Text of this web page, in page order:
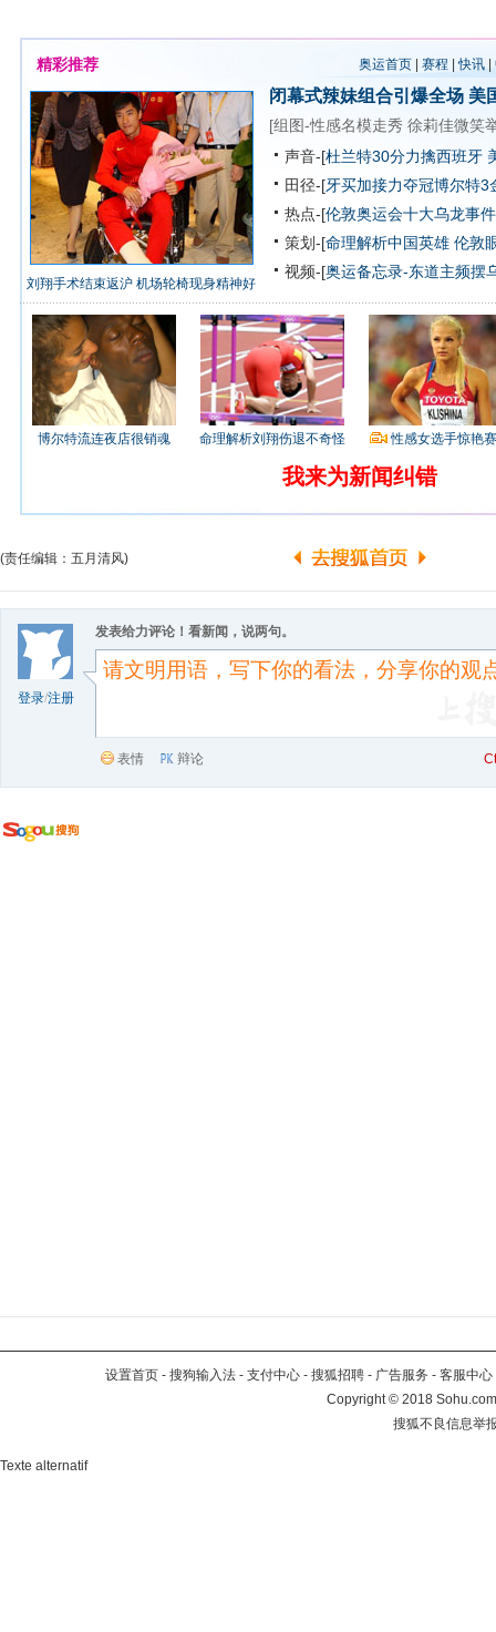
精彩推荐 奥运首页| 赛程 |快讯|
刘翔手术结束返沪 机场轮椅现身精神好
闭幕式辣妹组合引爆全场 美
[组图-性感名模走秀 徐莉佳微笑
声音-[杜兰特30分力擒西班牙
田径-[牙买加接力夺冠博尔特3
热点-[伦敦奥运会十大乌龙事件
策划-[命理解析中国英雄 伦敦
视频-[奥运备忘录-东道主频摆
博尔特流连夜店很销魂 命理解析刘翔伤退不奇怪 性感女选手惊艳
我来为新闻纠错
(责任编辑：五月清风)
登录/注册
发表给力评论！看新闻，说两句。
表情 辩论
设置首页 - 搜狗输入法 - 支付中心 - 搜狐招聘 - 广告服务 - 客服中心
Copyright©2018
搜狐不良信息举
Texte alternatif